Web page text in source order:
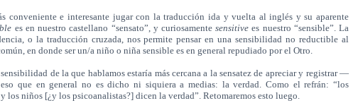
conveniente e interesante jugar con la traducción ida y vuelta al inglés y su aparente
es en nuestro castellano “sensato”, y curiosamentesensitivees nuestro “sensible”. La
o la traducción cruzada, nos permite pensar en una sensibilidad no reductible al
en donde ser un/a niño o niña sensible es en general repudiado por el Otro.
de la que hablamos estaría más cercana a la sensatez de apreciar y registrar —
que en general no es dicho ni siquiera a medias: la verdad. Como el refrán: “los
los niños [¿y los psicoanalistas?] dicen la verdad”. Retomaremos esto luego.